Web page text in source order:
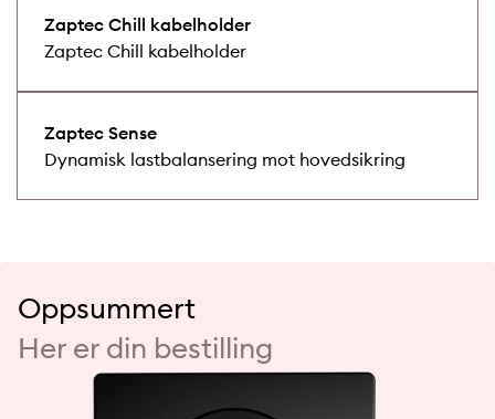
Zaptec Chill kabelholder
Zaptec Chill kabelholder
Zaptec Sense
Dynamisk lastbalansering mot hovedsikring
Oppsummert
Her er din bestilling